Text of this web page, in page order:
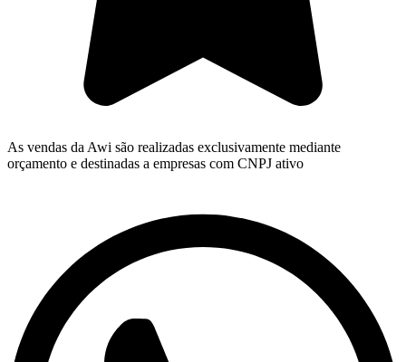
As vendas da Awi são realizadas exclusivamente mediante
orçamento e destinadas a empresas com CNPJ ativo